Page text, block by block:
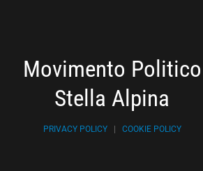
Movimento Politico
Stella Alpina
PRIVACY POLICY| COOKIE POLICY